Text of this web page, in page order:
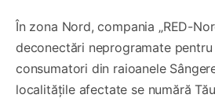
În zona Nord, compania „RED-
deconectări neprogramate
consumatori din raioanele
localitățile afectate se numără